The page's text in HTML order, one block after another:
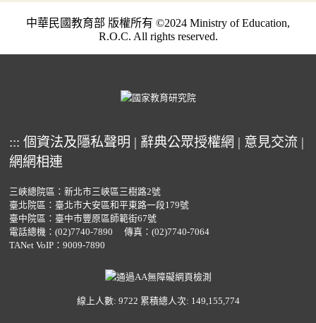
中華民國教育部 版權所有 ©2024 Ministry of Education,
R.O.C. All rights reserved.
::: 個資法及隱私聲明 | 辭典公眾授權網 | 意見交流 |
網網相連
三峽總院區：新北市三峽區三樹路2號
臺北院區：臺北市大安區和平東路一段179號
臺中院區：臺中市豐原區師範街67號
電話總機： (02)7740-7890
傳真：(02)7740-7064
TANet VoIP：9009-7890
線上人數: 9722 累積總人次: 149,155,774